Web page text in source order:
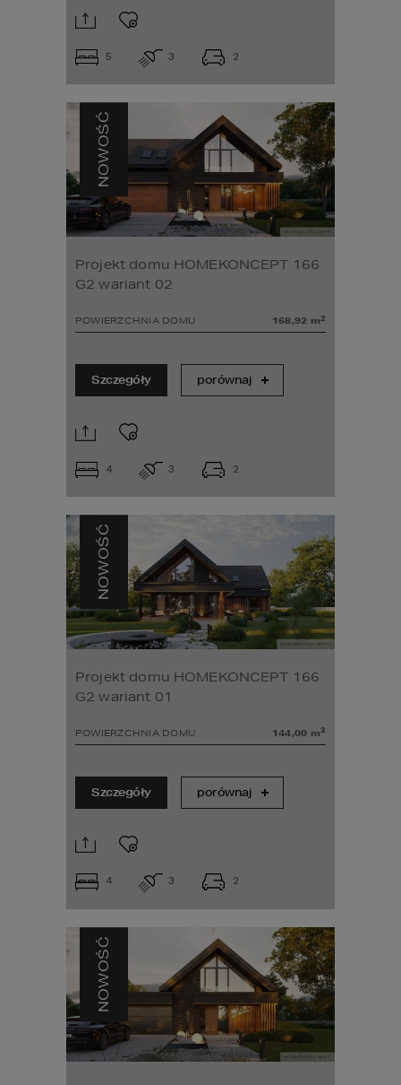
5 3 2
NOWOŚĆ
Projekt domu HOMEKONCEPT 166
G2 wariant 02
POWIERZCHNIA DOMU 168,92 m2
4 3 2
Szczegóły porównaj
NOWOŚĆ
Projekt domu HOMEKONCEPT 166
G2 wariant 01
POWIERZCHNIA DOMU 144,00 m2
4 3 2
Szczegóły porównaj
NOWOŚĆ